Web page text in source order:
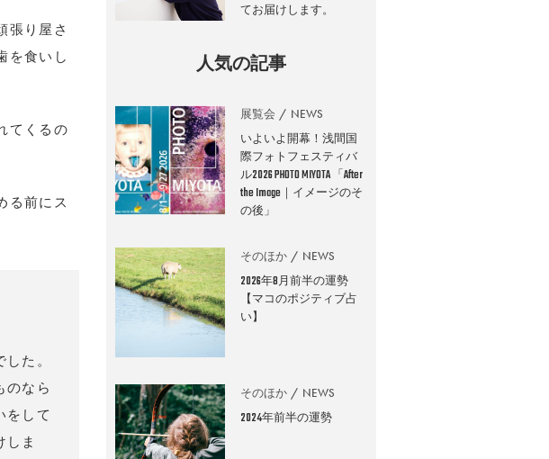
張り屋さ
を食いし
てくるの
る前にス
た。
のなら
をして
ま
てお届けします。
人気の記事
展覧会 NEWS
いよいよ開幕！浅間国
際フォトフェスティバ
ル2026 PHOTO MIYOTA 「After
the Image｜イメージのそ
の後」
そのほか NEWS
2026年8月前半の運勢
【マコのポジティブ占
い】
そのほか NEWS
2024年前半の運勢